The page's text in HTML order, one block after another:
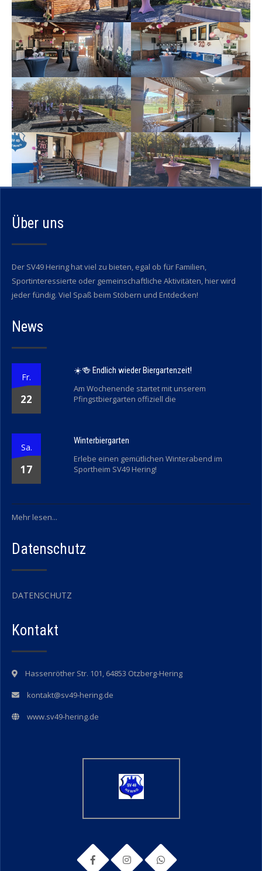
Über uns
Der SV49 Hering hat viel zu bieten, egal ob für Familien,
Sportinteressierte oder gemeinschaftliche Aktivitäten, hier wird
jeder fündig. Viel Spaß beim Stöbern und Entdecken!
News
Fr.
22
☀️🍻 Endlich wieder Biergartenzeit!
Am Wochenende startet mit unserem
Pfingstbiergarten offiziell die
Sa.
17
Winterbiergarten
Erlebe einen gemütlichen Winterabend im
Sportheim SV49 Hering!
Mehr lesen...
Datenschutz
DATENSCHUTZ
Kontakt
Hassenröther Str. 101, 64853 Otzberg-Hering
kontakt@sv49-hering.de
www.sv49-hering.de